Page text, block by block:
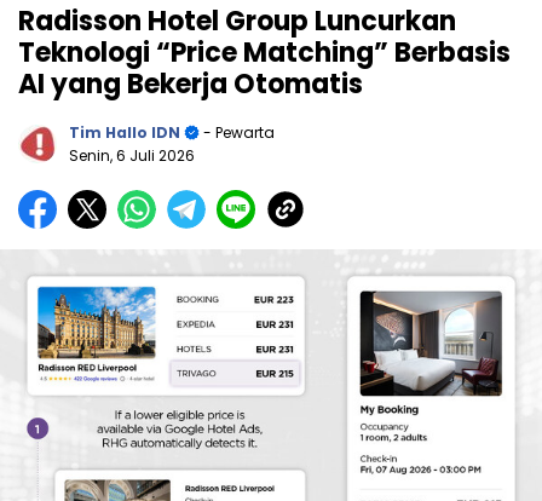
Radisson Hotel Group Luncurkan
Teknologi “Price Matching” Berbasis
AI yang Bekerja Otomatis
Tim Hallo IDN
- Pewarta
Senin, 6 Juli 2026